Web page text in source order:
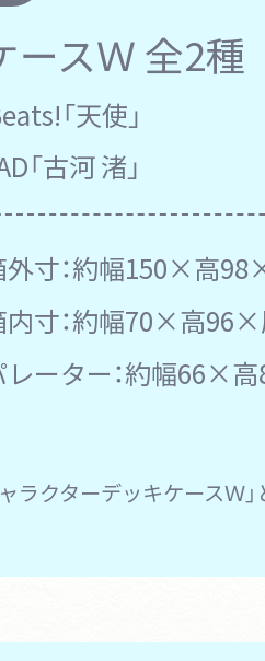
ースＷ全2種
「天使」
「古河 渚」
外寸：約幅150×高
内寸：約幅70×高96×
レーター：約幅66×
ラクターデッキケースＷ